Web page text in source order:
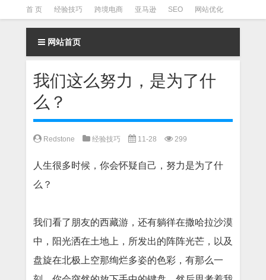
首 页 经验技巧 跨境电商 亚马逊 SEO 网站优化
Facebook营销 Facebook广告 facebook营销技巧
instagram营销
网站首页
我们这么努力，是为了什
么？
Redstone 经验技巧 11-28 299
人生很多时候，你会怀疑自己，努力是为了什
么？
我们看了朋友的西藏游，还有躺徉在撒哈拉沙漠
中，阳光洒在土地上，所发出的阵阵光芒，以及
盘旋在北极上空那绚烂多姿的色彩，有那么一